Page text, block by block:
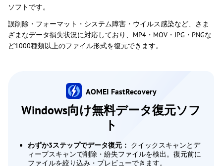
ソフトです。
誤削除・フォーマット・システム障害・ウイルス感染など、さま
ざまなデータ損失状況に対応しており、MP4・MOV・JPG・PNGな
ど1000種類以上のファイル形式を復元できます。
AOMEI FastRecovery
Windows向け無料データ復元ソフ
ト
わずか3ステップでデータ復元： クイックスキャンとデ
ィープスキャンで削除・紛失ファイルを検出。復元前に
ファイルを絞り込み・プレビューできます。